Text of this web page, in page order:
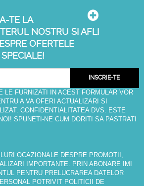
TE LA
NOSTRU SI AFLI
OFERTELE
INSCRIE-TE
LE FURNIZATI IN ACEST FORMULAR VOR
A VA OFERI ACTUALIZARI SI
CONFIDENTIALITATEA DVS. ESTE
SPUNETI-NE CUM DORITI SA PASTRATI
OCAZIONALE DESPRE PROMOTII,
IMPORTANTE. PRIN ABONARE IMI
PENTRU PRELUCRAREA DATELOR
POTRIVIT POLITICII DE